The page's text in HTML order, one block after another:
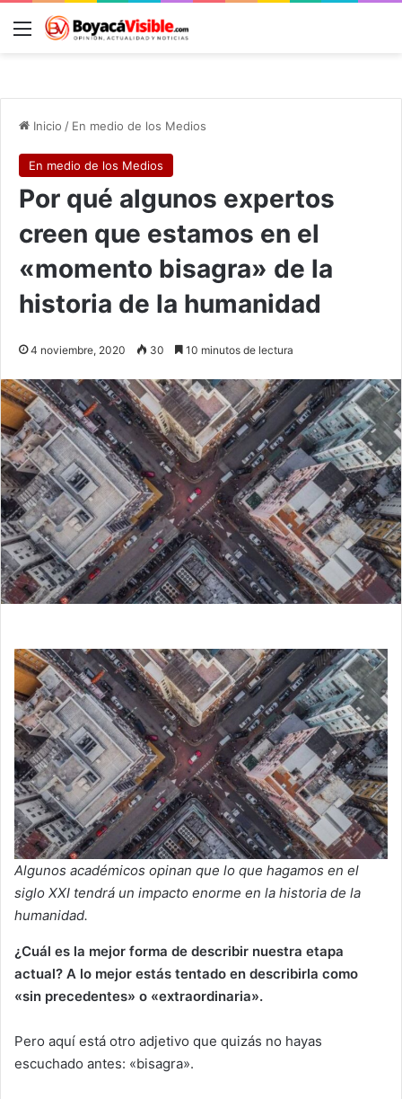
Menú
Inicio / En medio de los Medios
En medio de los Medios
Por qué algunos expertos
creen que estamos en el
«momento bisagra» de la
historia de la humanidad
4 noviembre, 2020 30 10 minutos de lectura
Algunos académicos opinan que lo que hagamos en el
siglo XXI tendrá un impacto enorme en la historia de la
humanidad.
¿Cuál es la mejor forma de describir nuestra etapa
actual? A lo mejor estás tentado en describirla como
«sin precedentes» o «extraordinaria».
Pero aquí está otro adjetivo que quizás no hayas
escuchado antes: «bisagra».